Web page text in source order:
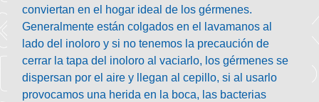
conviertan en el hogar ideal de los gérmenes.
Generalmente están colgados en el lavamanos al
lado del inoloro y si no tenemos la precaución de
cerrar la tapa del inoloro al vaciarlo, los gérmenes se
dispersan por el aire y llegan al cepillo, si al usarlo
provocamos una herida en la boca, las bacterias